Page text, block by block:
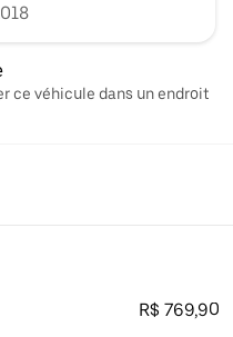
ce véhicule dans un endroit
R$ 769,90